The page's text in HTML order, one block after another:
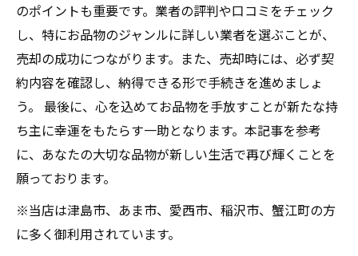
のポイントも重要です。業者の評判や口コミをチェック
し、特にお品物のジャンルに詳しい業者を選ぶことが、
売却の成功につながります。また、売却時には、必ず契
約内容を確認し、納得できる形で手続きを進めましょ
う。 最後に、心を込めてお品物を手放すことが新たな持
ち主に幸運をもたらす一助となります。本記事を参考
に、あなたの大切な品物が新しい生活で再び輝くことを
願っております。
※当店は津島市、あま市、愛西市、稲沢市、蟹江町の方
に多く御利用されています。